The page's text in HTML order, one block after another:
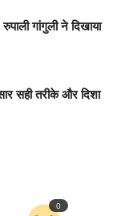
गांगुली ने दिखाया
सही तरीके और दिशा
0